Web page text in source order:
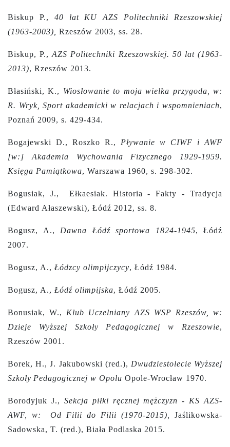
Biskup P., 40 lat KU AZS Politechniki Rzeszowskiej
(1963-2003),
Rzeszów 2003, ss. 28.
Biskup, P.,AZS Politechniki Rzeszowskiej. 50 lat (1963-
2013), Rzeszów 2013.
Błasiński, K., Wiosłowanie to moja wielka przygoda, w:
R. Wryk, Sport akademicki w relacjach i wspomnieniach,
Poznań 2009, s. 429-434.
Bogajewski D., Roszko R., Pływanie w CIWF i AWF
[w:] Akademia Wychowania Fizycznego 1929-1959.
Księga Pamiątkowa, Warszawa 1960, s. 298-302.
Bogusiak, J., Ełkaesiak. Historia - Fakty - Tradycja
(Edward Ałaszewski), Łódź 2012, ss. 8.
Bogusz, A., Dawna Łódź sportowa 1824-1945, Łódź
2007.
Bogusz, A., Łódzcy olimpijczycy, Łódź 1984.
Bogusz, A., Łódź olimpijska, Łódź 2005.
Bonusiak, W., Klub Uczelniany AZS WSP Rzeszów, w:
Dzieje Wyższej Szkoły Pedagogicznej w Rzeszowie,
Rzeszów 2001.
Borek, H., J. Jakubowski (red.), Dwudziestolecie Wyższej
Szkoły Pedagogicznej w Opolu Opole-Wrocław 1970.
Borodyjuk J., Sekcja piłki ręcznej mężczyzn - KS AZS-
AWF, w: Od Filii do Filii (1970-2015),
Jaślikowska-
Sadowska, T. (red.), Biała Podlaska 2015.